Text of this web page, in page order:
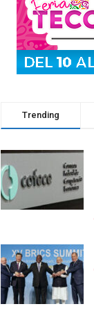
Trending